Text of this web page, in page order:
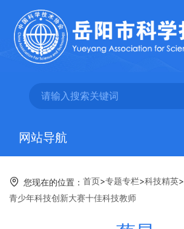
网站导航
您现在的位置： 首页>专题专栏>科技精英>
青少年科技创新大赛十佳科技教师